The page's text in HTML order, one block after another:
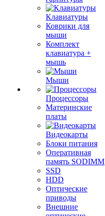
Клавиатуры
Коврики для
мыши
Комплект
клавиатура +
мышь
Мыши
Процессоры
Материнские
платы
Видеокарты
Блоки питания
Оперативная
память SODIMM
SSD
HDD
Оптические
приводы
Внешние